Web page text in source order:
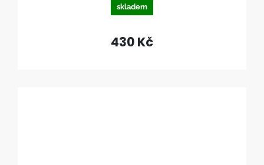
skladem
430 Kč